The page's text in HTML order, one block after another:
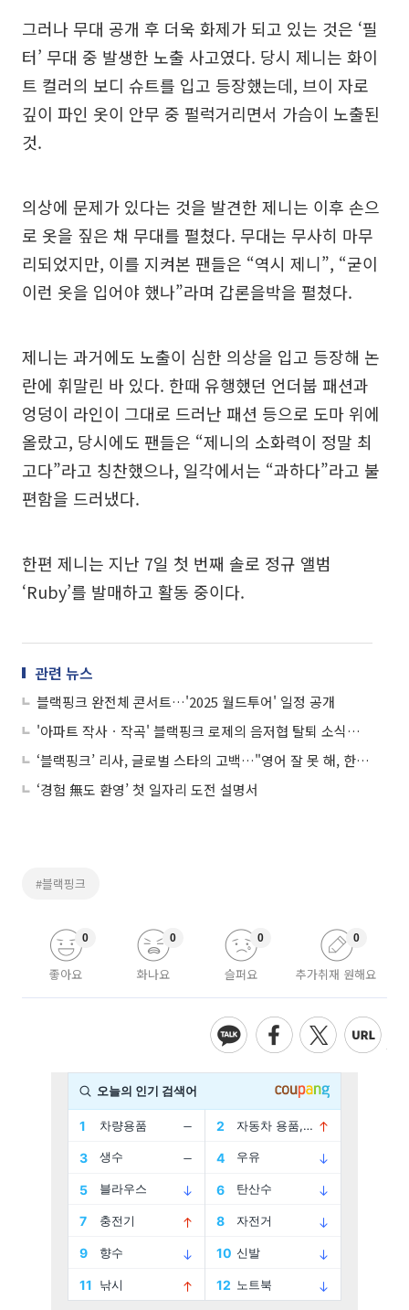
그러나 무대 공개 후 더욱 화제가 되고 있는 것은 ‘필
터’ 무대 중 발생한 노출 사고였다. 당시 제니는 화이
트 컬러의 보디 슈트를 입고 등장했는데, 브이 자로
깊이 파인 옷이 안무 중 펄럭거리면서 가슴이 노출된
것.
의상에 문제가 있다는 것을 발견한 제니는 이후 손으
로 옷을 짚은 채 무대를 펼쳤다. 무대는 무사히 마무
리되었지만, 이를 지켜본 팬들은 “역시 제니”, “굳이
이런 옷을 입어야 했나”라며 갑론을박을 펼쳤다.
제니는 과거에도 노출이 심한 의상을 입고 등장해 논
란에 휘말린 바 있다. 한때 유행했던 언더붑 패션과
엉덩이 라인이 그대로 드러난 패션 등으로 도마 위에
올랐고, 당시에도 팬들은 “제니의 소화력이 정말 최
고다”라고 칭찬했으나, 일각에서는 “과하다”라고 불
편함을 드러냈다.
한편 제니는 지난 7일 첫 번째 솔로 정규 앨범
‘Ruby’를 발매하고 활동 중이다.
관련 뉴스
블랙핑크 완전체 콘서트…'2025 월드투어' 일정 공개
'아파트 작사ㆍ작곡' 블랙핑크 로제의 음저협 탈퇴 소식…왜?
‘블랙핑크’ 리사, 글로벌 스타의 고백…"영어 잘 못 해, 한국어 더 편하다"
‘경험 無도 환영’ 첫 일자리 도전 설명서
#블랙핑크
좋아요
0
화나요
0
슬퍼요
0
추가취재 원해요
0